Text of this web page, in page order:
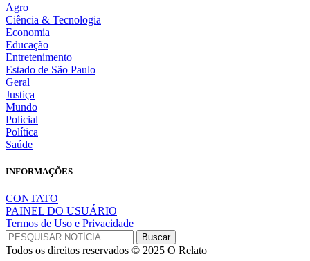
Agro
Ciência & Tecnologia
Economia
Educação
Entretenimento
Estado de São Paulo
Geral
Justiça
Mundo
Policial
Política
Saúde
INFORMAÇÕES
CONTATO
PAINEL DO USUÁRIO
Termos de Uso e Privacidade
Todos os direitos reservados © 2025 O Relato